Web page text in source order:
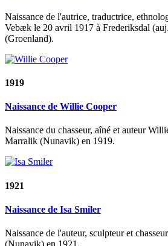
Naissance de l'autrice, traductrice,
Vebæk le 20 avril 1917 à Frederiksdal
(Groenland).
1919
Naissance de Willie Cooper
Naissance du chasseur, aîné et auteur
Marralik (Nunavik) en 1919.
1921
Naissance de Isa Smiler
Naissance de l'auteur, sculpteur et